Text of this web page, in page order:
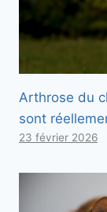
Arthrose du
sont
23 février 2026